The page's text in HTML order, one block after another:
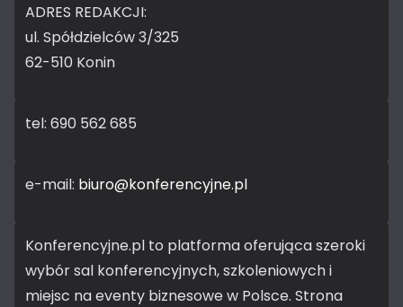
ADRES REDAKCJI:
ul. Spółdzielców 3/325
62-510 Konin
tel: 690 562 685
e-mail: biuro@konferencyjne.pl
Konferencyjne.pl to platforma oferująca szeroki
wybór sal konferencyjnych, szkoleniowych i
miejsc na eventy biznesowe w Polsce. Strona